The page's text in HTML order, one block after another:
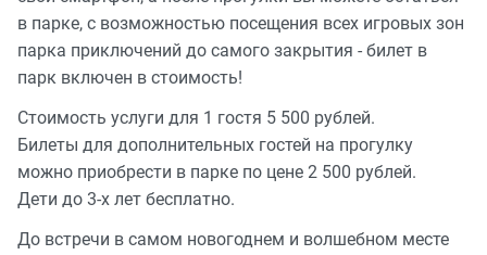
в парке, с возможностью посещения всех игровых зон
парка приключений до самого закрытия - билет в
парк включен в стоимость!
Стоимость услуги для 1 гостя 5 500 рублей.
Билеты для дополнительных гостей на прогулку
можно приобрести в парке по цене 2 500 рублей.
Дети до 3-х лет бесплатно.
До встречи в самом новогоднем и волшебном месте